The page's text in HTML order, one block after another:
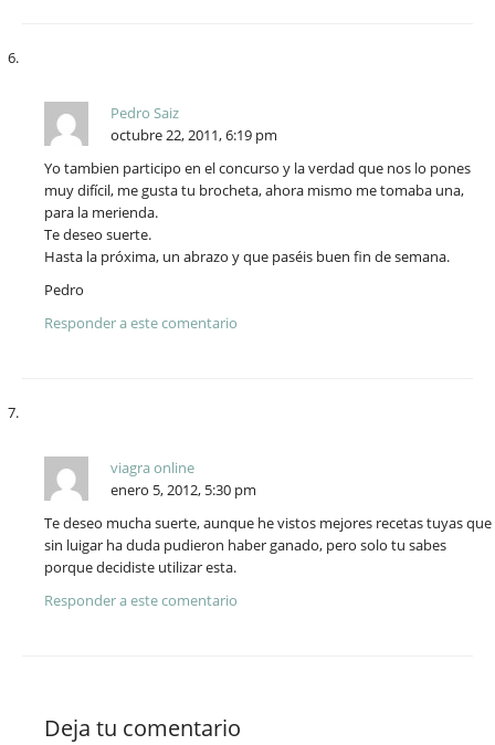
Pedro Saiz
octubre 22, 2011, 6:19 pm
Yo tambien participo en el concurso y la verdad que nos lo pones
muy difícil, me gusta tu brocheta, ahora mismo me tomaba una,
para la merienda.
Te deseo suerte.
Hasta la próxima, un abrazo y que paséis buen fin de semana.
Pedro
Responder a este comentario
viagra online
enero 5, 2012, 5:30 pm
Te deseo mucha suerte, aunque he vistos mejores recetas tuyas que
sin luigar ha duda pudieron haber ganado, pero solo tu sabes
porque decidiste utilizar esta.
Responder a este comentario
Deja tu comentario